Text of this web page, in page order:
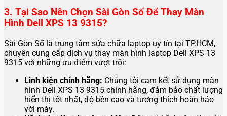
3. Tại Sao Nên Chọn Sài Gòn Số Để Thay Màn
Hình Dell XPS 13 9315?
Sài Gòn Số là trung tâm sửa chữa laptop uy tín tại TP.HCM,
chuyên cung cấp dịch vụ thay màn hình laptop Dell XPS 13
9315 với những ưu điểm vượt trội:
Linh kiện chính hãng: Chúng tôi cam kết sử dụng màn
hình Dell XPS 13 9315 chính hãng, đảm bảo chất lượng
hiển thị tốt nhất, độ bền cao và tương thích hoàn hảo
với máy.